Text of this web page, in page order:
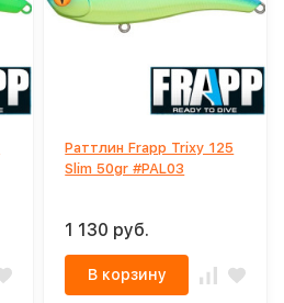
Раттлин Frapp Trixy 125
Slim 50gr #PAL03
1 130 руб.
В корзину